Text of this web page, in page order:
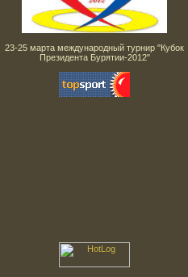
23-25 марта международный турнир "Кубок
Президента Бурятии-2012"